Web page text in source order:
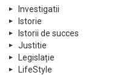
Investigatii
Istorie
Istorii de succes
Justitie
Legislație
LifeStyle